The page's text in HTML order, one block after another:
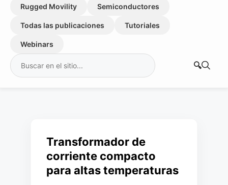
Rugged Movility Semiconductores
Todas las publicaciones Tutoriales
Webinars
Buscar:
Transformador de
corriente compacto
para altas temperaturas